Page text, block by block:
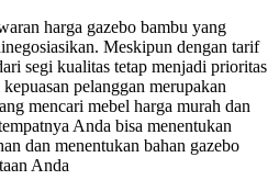
harga gazebo bambu yang
Meskipun dengan tarif
segi kualitas tetap menjadi prioritas
pelanggan merupakan
mencari mebel harga murah dan
Anda bisa menentukan
dan menentukan bahan gazebo
Anda